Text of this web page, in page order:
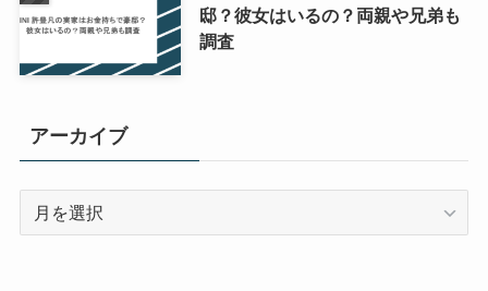
邸？彼女はいるの？両親や兄弟も
調査
アーカイブ